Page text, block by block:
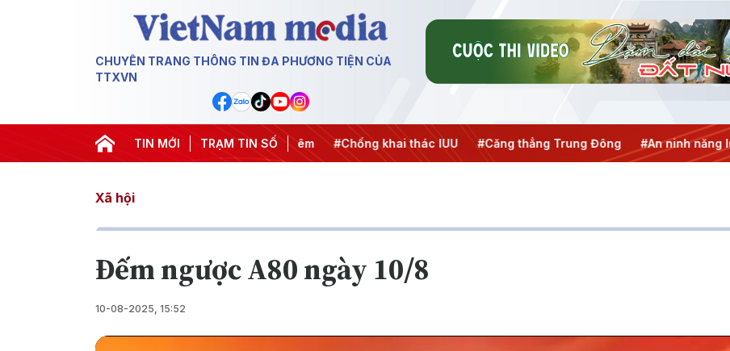
CHUYÊN TRANG THÔNG TIN ĐA PHƯƠNG TIỆN CỦA
TTXVN
TIN MỚI TRẠM TIN SỐ
thành hành động #Chiến dịch 500 ngày đêm #Chống khai thác IUU #Căng thẳng Trung Đông #An ninh năng lượng
Xã hội
Đếm ngược A80 ngày 10/8
10-08-2025, 15:52